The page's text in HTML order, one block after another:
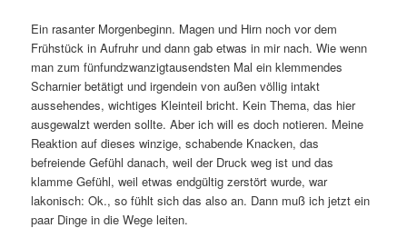
Ein rasanter Morgenbeginn. Magen und Hirn noch vor dem
Frühstück in Aufruhr und dann gab etwas in mir nach. Wie wenn
man zum fünfundzwanzigtausendsten Mal ein klemmendes
Scharnier betätigt und irgendein von außen völlig intakt
aussehendes, wichtiges Kleinteil bricht. Kein Thema, das hier
ausgewalzt werden sollte. Aber ich will es doch notieren. Meine
Reaktion auf dieses winzige, schabende Knacken, das
befreiende Gefühl danach, weil der Druck weg ist und das
klamme Gefühl, weil etwas endgültig zerstört wurde, war
lakonisch: Ok., so fühlt sich das also an. Dann muß ich jetzt ein
paar Dinge in die Wege leiten.